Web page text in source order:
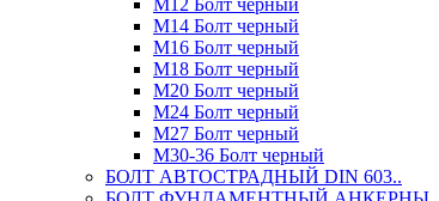
М12 Болт черный
М14 Болт черный
М16 Болт черный
М18 Болт черный
М20 Болт черный
М24 Болт черный
М27 Болт черный
М30-36 Болт черный
БОЛТ АВТОСТРАДНЫЙ DIN 603..